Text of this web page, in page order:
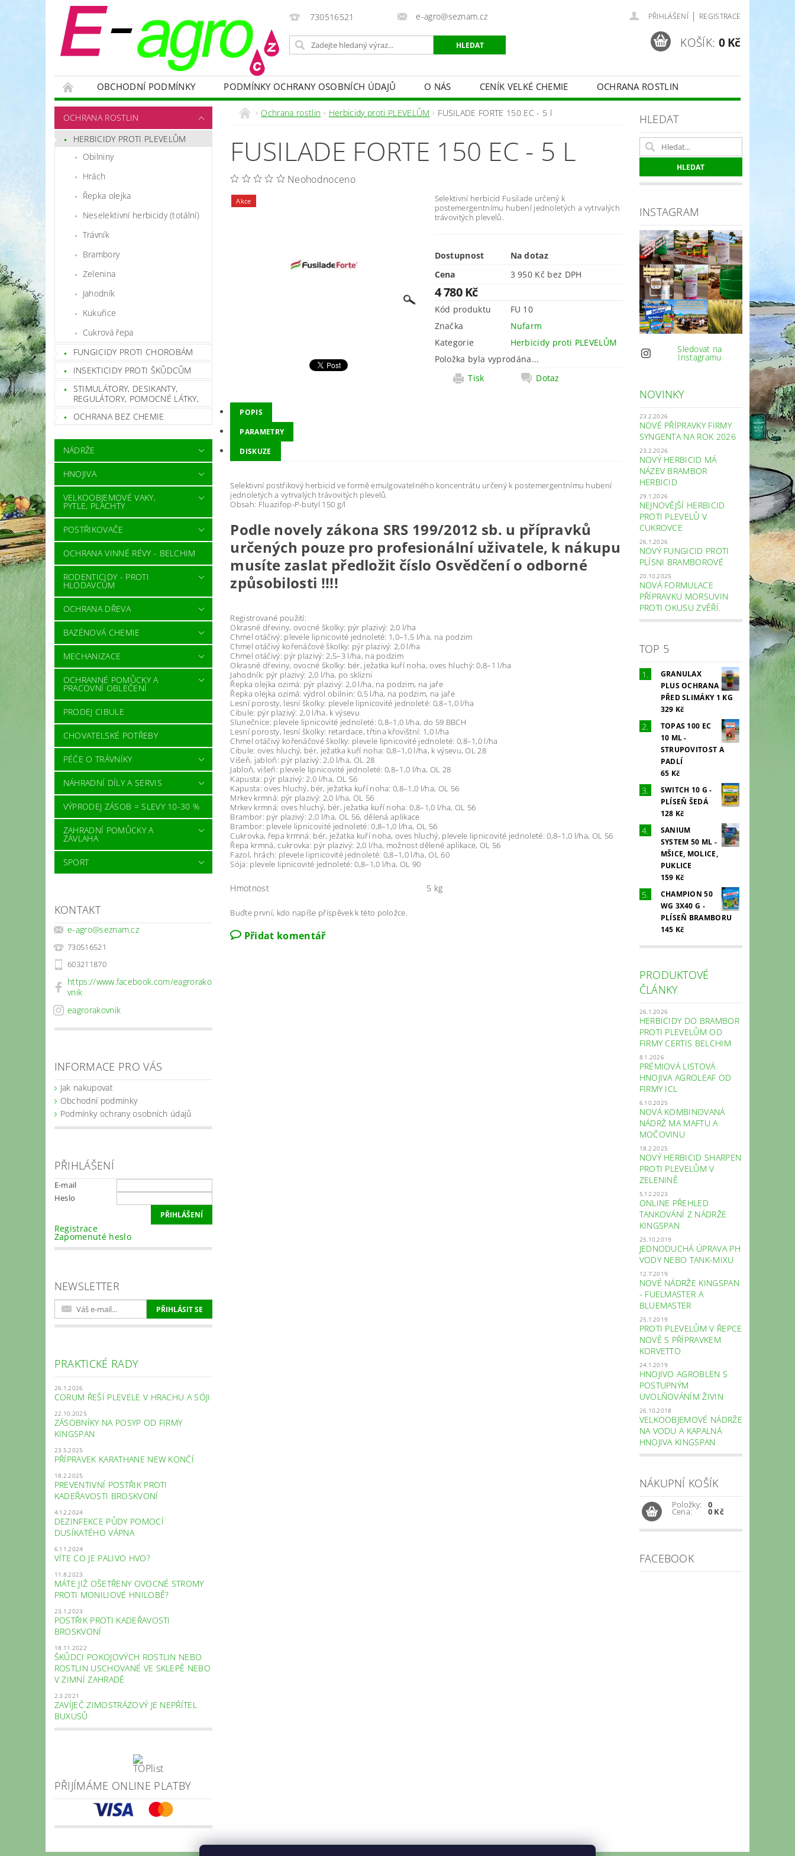
730516521 e-agro@seznam.cz PŘIHLÁŠENÍ | REGISTRACE
KOŠÍK: 0 Kč
OBCHODNÍ PODMÍNKY PODMÍNKY OCHRANY OSOBNÍCH ÚDAJŮ O NÁS CENÍK VELKÉ CHEMIE
OCHRANA ROSTLIN
NÁDRŽE
HNOJIVA VELKOOBJEMOVÉ VAKY, PYTLE, PLACHTY POSTŘIKOVAČE
OCHRANA VINNÉ RÉVY - BELCHIM
RODENTICIDY - PROTI HLODAVCŮM
OCHRANNÉ POMŮCKY A PRACOVNÍ OBLEČENÍ
PRODEJ CIBULE CHOVATELSKÉ POTŘEBY
PÉČE O TRÁVNÍKY
NÁHRADNÍ DÍLY A SERVIS
VÝPRODEJ ZÁSOB = SLEVY 10-30 %
OCHRANA ROSTLIN
HERBICIDY PROTI PLEVELŮM
Obilniny
Hrách
Řepka olejka
Neselektivní herbicidy (totální)
Trávník
Brambory
Zelenina
Jahodník
Kukuřice
Cukrová řepa
FUNGICIDY PROTI CHOROBÁM
INSEKTICIDY PROTI ŠKŮDCŮM
STIMULÁTORY, DESIKANTY,
REGULÁTORY, POMOCNÉ LÁTKY,
OCHRANA BEZ CHEMIE
NÁDRŽE
HNOJIVA
VELKOOBJEMOVÉ VAKY,
PYTLE, PLACHTY
POSTŘIKOVAČE
OCHRANA VINNÉ RÉVY - BELCHIM
RODENTICIDY - PROTI
HLODAVCŮM
OCHRANA DŘEVA
BAZÉNOVÁ CHEMIE
MECHANIZACE
OCHRANNÉ POMŮCKY A
PRACOVNÍ OBLEČENÍ
PRODEJ CIBULE
CHOVATELSKÉ POTŘEBY
PÉČE O TRÁVNÍKY
NÁHRADNÍ DÍLY A SERVIS
VÝPRODEJ ZÁSOB = SLEVY 10-30 %
ZAHRADNÍ POMŮCKY A
ZÁVLAHA
SPORT
KONTAKT
e-agro@seznam.cz
730516521
603211870
https://www.facebook.com/eagrorako
vnik
eagrorakovnik
INFORMACE PRO VÁS
Jak nakupovat
Obchodní podmínky
Podmínky ochrany osobních údajů
PŘIHLÁŠENÍ
E-mail
Heslo
Registrace
Zapomenuté heslo
NEWSLETTER
PRAKTICKÉ RADY
26.1.2026
CORUM ŘEŠÍ PLEVELE V HRACHU A SÓJI
22.10.2025
ZÁSOBNÍKY NA POSYP OD FIRMY
KINGSPAN
23.5.2025
PŘÍPRAVEK KARATHANE NEW KONČÍ
18.2.2025
PREVENTIVNÍ POSTŘIK PROTI
KADEŘAVOSTI BROSKVONÍ
4.12.2024
DEZINFEKCE PŮDY POMOCÍ
DUSÍKATÉHO VÁPNA
6.11.2024
VÍTE CO JE PALIVO HVO?
11.8.2023
MÁTE JIŽ OŠETŘENY OVOCNÉ STROMY
PROTI MONILIOVÉ HNILOBĚ?
23.1.2023
POSTŘIK PROTI KADEŘAVOSTI
BROSKVONÍ
18.11.2022
ŠKŮDCI POKOJOVÝCH ROSTLIN NEBO
ROSTLIN USCHOVANÉ VE SKLEPĚ NEBO
V ZIMNÍ ZAHRADĚ
2.3.2021
ZAVÍJEČ ZIMOSTRÁZOVÝ JE NEPŘÍTEL
BUXUSŮ
PŘIJÍMÁME ONLINE PLATBY
Ochrana rostlin Herbicidy proti PLEVELŮM FUSILADE FORTE 150 EC - 5 l
FUSILADE FORTE 150 EC - 5 L
Neohodnoceno
Akce
Selektivní herbicid Fusilade určený k
postemergentnímu hubení jednoletých a vytrvalých
trávovitých plevelů.
Dostupnost
Na dotaz
Cena
3 950 Kč bez DPH
4 780 Kč
Kód produktu
FU 10
Značka
Nufarm
Kategorie
Herbicidy proti PLEVELŮM
Položka byla vyprodána...
Tisk
Dotaz
POPIS
PARAMETRY
DISKUZE
Selektivní postřikový herbicid ve formě emulgovatelného koncentrátu určený k postemergentnímu hubení
jednoletých a vytrvalých trávovitých plevelů.
Obsah: Fluazifop-P-butyl 150 g/l
Podle novely zákona SRS 199/2012 sb. u přípravků
určených pouze pro profesionální uživatele, k nákupu
musíte zaslat předložit číslo Osvědčení o odborné
způsobilosti !!!!
Registrované použití:
Okrasné dřeviny, ovocné školky: pýr plazivý: 2,0 l/ha
Chmel otáčivý: plevele lipnicovité jednoleté: 1,0–1,5 l/ha, na podzim
Chmel otáčivý kořenáčové školky: pýr plazivý: 2,0 l/ha
Chmel otáčivý: pýr plazivý: 2,5–3 l/ha, na podzim
Okrasné dřeviny, ovocné školky: bér, ježatka kuří noha, oves hluchý: 0,8–1 l/ha
Jahodník: pýr plazivý: 2,0 l/ha, po sklizni
Řepka olejka ozimá: pýr plazivý: 2,0 l/ha, na podzim, na jaře
Řepka olejka ozimá: výdrol obilnin: 0,5 l/ha, na podzim, na jaře
Lesní porosty, lesní školky: plevele lipnicovité jednoleté: 0,8–1,0 l/ha
Cibule: pýr plazivý: 2,0 l/ha, k výsevu
Slunečnice: plevele lipnicovité jednoleté: 0,8–1,0 l/ha, do 59 BBCH
Lesní porosty, lesní školky: retardace, třtina křovištní: 1,0 l/ha
Chmel otáčivý kořenáčové školky: plevele lipnicovité jednoleté: 0,8–1,0 l/ha
Cibule: oves hluchý, bér, ježatka kuří noha: 0,8–1,0 l/ha, k výsevu, OL 28
Višeň, jabloň: pýr plazivý: 2,0 l/ha, OL 28
Jabloň, višeň: plevele lipnicovité jednoleté: 0,8–1,0 l/ha, OL 28
Kapusta: pýr plazivý: 2,0 l/ha, OL 56
Kapusta: oves hluchý, bér, ježatka kuří noha: 0,8–1,0 l/ha, OL 56
Mrkev krmná: pýr plazivý: 2,0 l/ha, OL 56
Mrkev krmná: oves hluchý, bér, ježatka kuří noha: 0,8–1,0 l/ha, OL 56
Brambor: pýr plazivý: 2,0 l/ha, OL 56, dělená aplikace
Brambor: plevele lipnicovité jednoleté: 0,8–1,0 l/ha, OL 56
Cukrovka, řepa krmná: bér, ježatka kuří noha, oves hluchý, plevele lipnicovité jednoleté: 0,8–1,0 l/ha, OL 56
Řepa krmná, cukrovka: pýr plazivý: 2,0 l/ha, možnost dělené aplikace, OL 56
Fazol, hrách: plevele lipnicovité jednoleté: 0,8–1,0 l/ha, OL 60
Sója: plevele lipnicovité jednoleté: 0,8–1,0 l/ha, OL 90
Hmotnost 5 kg
Buďte první, kdo napíše příspěvek k této položce.
Přidat komentář
HLEDAT
INSTAGRAM
Sledovat na
Instagramu
NOVINKY
23.2.2026
NOVÉ PŘÍPRAVKY FIRMY
SYNGENTA NA ROK 2026
23.2.2026
NOVÝ HERBICID MÁ
NÁZEV BRAMBOR
HERBICID
29.1.2026
NEJNOVĚJŠÍ HERBICID
PROTI PLEVELŮ V
CUKROVCE
26.1.2026
NOVÝ FUNGICID PROTI
PLÍSNI BRAMBOROVÉ
20.10.2025
NOVÁ FORMULACE
PŘÍPRAVKU MORSUVIN
PROTI OKUSU ZVĚŘÍ.
TOP 5
GRANULAX
PLUS OCHRANA
PŘED SLIMÁKY 1 KG
329 Kč
TOPAS 100 EC
10 ML -
STRUPOVITOST A
PADLÍ
65 Kč
SWITCH 10 G -
PLÍSEŇ ŠEDÁ
128 Kč
SANIUM
SYSTEM 50 ML -
MŠICE, MOLICE,
PUKLICE
159 Kč
CHAMPION 50
WG 3X40 G -
PLÍSEŇ BRAMBORU
145 Kč
PRODUKTOVÉ
ČLÁNKY
26.1.2026
HERBICIDY DO BRAMBOR
PROTI PLEVELŮM OD
FIRMY CERTIS BELCHIM
8.1.2026
PRÉMIOVÁ LISTOVÁ
HNOJIVA AGROLEAF OD
FIRMY ICL
6.10.2025
NOVÁ KOMBINOVANÁ
NÁDRŽ MA MAFTU A
MOČOVINU
18.2.2025
NOVÝ HERBICID SHARPEN
PROTI PLEVELŮM V
ZELENINĚ
5.12.2023
ONLINE PŘEHLED
TANKOVÁNÍ Z NÁDRŽE
KINGSPAN
25.10.2019
JEDNODUCHÁ ÚPRAVA PH
VODY NEBO TANK-MIXU
12.7.2019
NOVÉ NÁDRŽE KINGSPAN
- FUELMASTER A
BLUEMASTER
25.1.2019
PROTI PLEVELŮM V ŘEPCE
NOVĚ S PŘÍPRAVKEM
KORVETTO
24.1.2019
HNOJIVO AGROBLEN S
POSTUPNÝM
UVOLŇOVÁNÍM ŽIVIN
26.10.2018
VELKOOBJEMOVÉ NÁDRŽE
NA VODU A KAPALNÁ
HNOJIVA KINGSPAN
NÁKUPNÍ KOŠÍK
Položky:
Cena:
0
0 Kč
FACEBOOK